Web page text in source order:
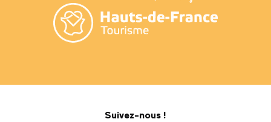
Suivez-nous !